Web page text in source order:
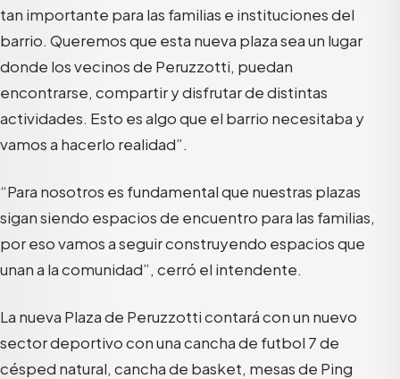
tan importante para las familias e instituciones del
barrio. Queremos que esta nueva plaza sea un lugar
donde los vecinos de Peruzzotti, puedan
encontrarse, compartir y disfrutar de distintas
actividades. Esto es algo que el barrio necesitaba y
vamos a hacerlo realidad”.
“Para nosotros es fundamental que nuestras plazas
sigan siendo espacios de encuentro para las familias,
por eso vamos a seguir construyendo espacios que
unan a la comunidad”, cerró el intendente.
La nueva Plaza de Peruzzotti contará con un nuevo
sector deportivo con una cancha de futbol 7 de
césped natural, cancha de basket, mesas de Ping